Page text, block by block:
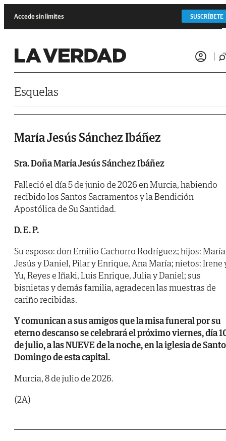
Accede sin límites SUSCRÍBETE
Esquelas
María Jesús Sánchez Ibáñez
Sra. Doña María Jesús Sánchez Ibáñez
Falleció el día 5 de junio de 2026 en Murcia, habiendo
recibido los Santos Sacramentos y la Bendición
Apostólica de Su Santidad.
D. E. P.
Su esposo: don Emilio Cachorro Rodríguez; hijos: María
Jesús y Daniel, Pilar y Enrique, Ana María; nietos: Irene
Yu, Reyes e Iñaki, Luis Enrique, Julia y Daniel; sus
bisnietas y demás familia, agradecen las muestras de
cariño recibidas.
Y comunican a sus amigos que la misa funeral por su
eterno descanso se celebrará el próximo viernes, día
de julio, a las NUEVE de la noche, en la iglesia de Santo
Domingo de esta capital.
Murcia, 8 de julio de 2026.
(2A)